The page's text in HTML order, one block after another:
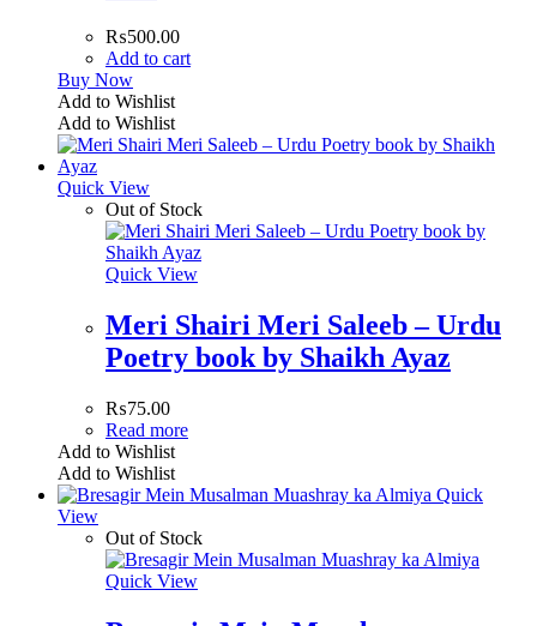
₨500.00
Add to cart
Buy Now
Add to Wishlist
Add to Wishlist
Quick View
Out of Stock
Quick View
Meri Shairi Meri Saleeb – Urdu
Poetry book by Shaikh Ayaz
₨75.00
Read more
Add to Wishlist
Add to Wishlist
Quick
View
Out of Stock
Quick View